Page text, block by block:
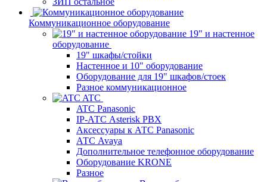
Коммуникационное оборудование
19" и настенное
оборудование
19" шкафы/стойки
Настенное и 10" оборудование
Оборудование для 19" шкафов/стоек
Разное коммуникационное
ATC
ATC Panasonic
IP-АТС Asterisk PBX
Аксессуары к АТС Panasonic
АТС Avaya
Дополнительное телефонное оборудование
Оборудование KRONE
Разное